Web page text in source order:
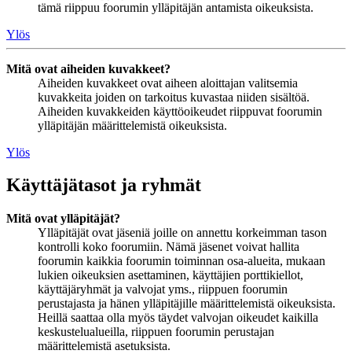
tämä riippuu foorumin ylläpitäjän antamista oikeuksista.
Ylös
Mitä ovat aiheiden kuvakkeet?
Aiheiden kuvakkeet ovat aiheen aloittajan valitsemia
kuvakkeita joiden on tarkoitus kuvastaa niiden sisältöä.
Aiheiden kuvakkeiden käyttöoikeudet riippuvat foorumin
ylläpitäjän määrittelemistä oikeuksista.
Ylös
Käyttäjätasot ja ryhmät
Mitä ovat ylläpitäjät?
Ylläpitäjät ovat jäseniä joille on annettu korkeimman tason
kontrolli koko foorumiin. Nämä jäsenet voivat hallita
foorumin kaikkia foorumin toiminnan osa-alueita, mukaan
lukien oikeuksien asettaminen, käyttäjien porttikiellot,
käyttäjäryhmät ja valvojat yms., riippuen foorumin
perustajasta ja hänen ylläpitäjille määrittelemistä oikeuksista.
Heillä saattaa olla myös täydet valvojan oikeudet kaikilla
keskustelualueilla, riippuen foorumin perustajan
määrittelemistä asetuksista.